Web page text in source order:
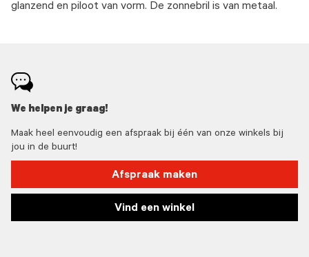
glanzend en piloot van vorm. De zonnebril is van metaal.
We helpen je graag!
Maak heel eenvoudig een afspraak bij één van onze winkels bij
jou in de buurt!
Afspraak maken
Vind een winkel